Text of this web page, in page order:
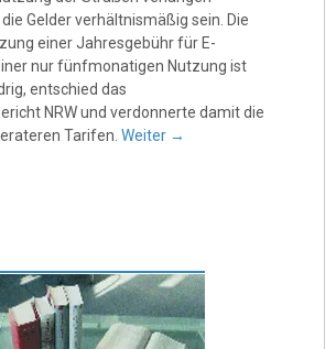
Gelder verhältnismäßig sein. Die
einer Jahresgebühr für E-
nur fünfmonatigen Nutzung ist
entschied das
NRW und verdonnerte damit die
Tarifen. Weiter →